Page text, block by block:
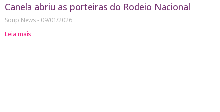
Canela abriu as porteiras do Rodeio Nacional
Soup News
09/01/2026
Leia mais